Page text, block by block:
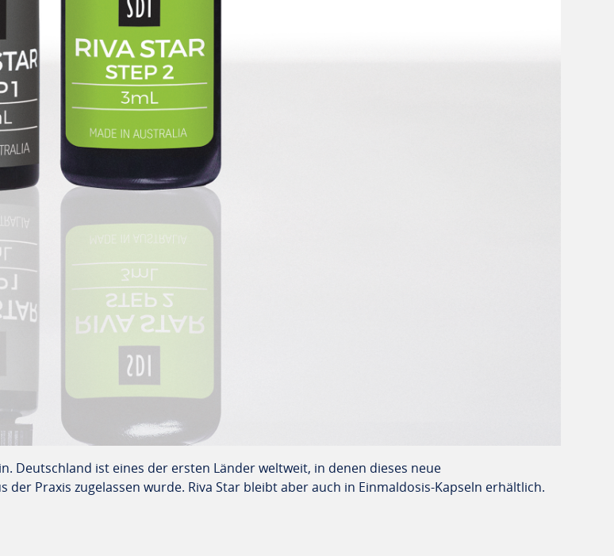
Deutschland ist eines der ersten Länder weltweit, in denen dieses neue
Praxis zugelassen wurde. Riva Star bleibt aber auch in Einmaldosis-Kapseln erhältlich.